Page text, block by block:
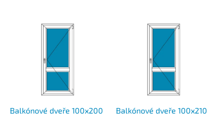
Balkónové dveře 100x200
Balkónové dveře 100x210